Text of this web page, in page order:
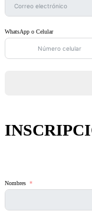
WhatsApp o Celular
Nombres